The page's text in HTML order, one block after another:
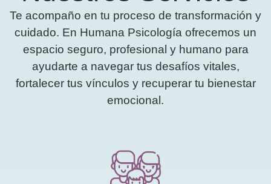
Te acompaño en tu proceso de transformación y
cuidado. En Humana Psicología ofrecemos un
espacio seguro, profesional y humano para
ayudarte a navegar tus desafíos vitales,
fortalecer tus vínculos y recuperar tu bienestar
emocional.